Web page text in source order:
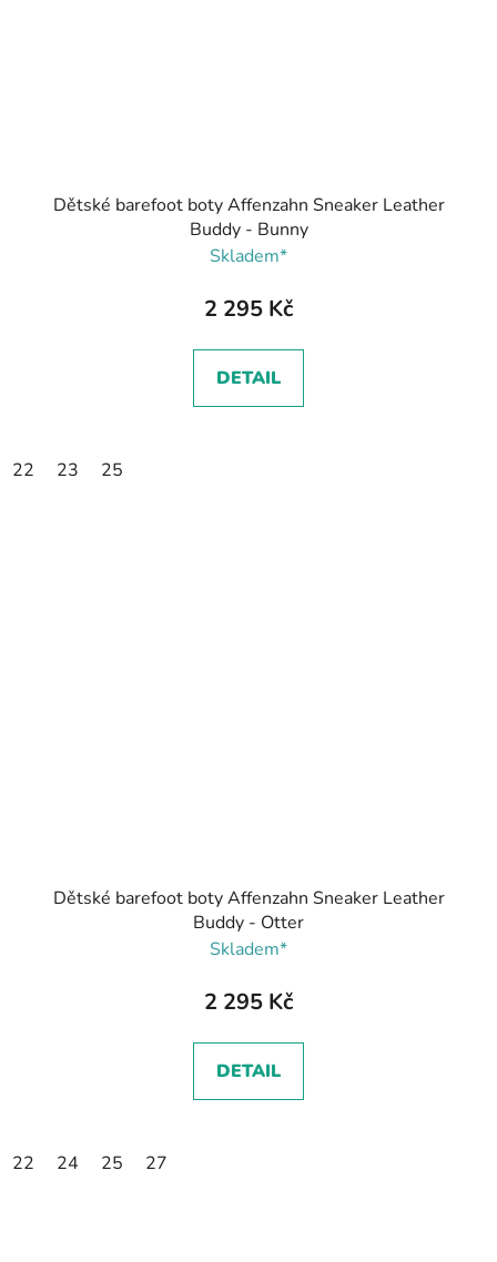
Dětské barefoot boty Affenzahn Sneaker Leather
Buddy - Bunny
Skladem*
2 295 Kč
DETAIL
22 23 25
Dětské barefoot boty Affenzahn Sneaker Leather
Buddy - Otter
Skladem*
2 295 Kč
DETAIL
22 24 25 27